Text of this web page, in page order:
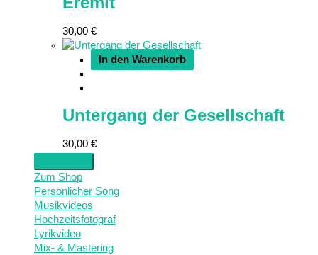
30,00 €
In den Warenkorb
Untergang der Gesellschaft
30,00 €
Zum Shop
Persönlicher Song
Musikvideos
Hochzeitsfotograf
Lyrikvideo
Mix- & Mastering